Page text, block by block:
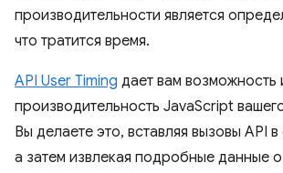
производительности является
что тратится время.
API User Timing дает вам возможность
производительность JavaScript
Вы делаете это, вставляя вызовы API
а затем извлекая подробные данные